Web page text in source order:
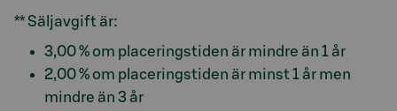
** Säljavgift är:
3,00 % om placeringstiden är mindre än 1 år
2,00 % om placeringstiden är minst 1 år men
mindre än 3 år